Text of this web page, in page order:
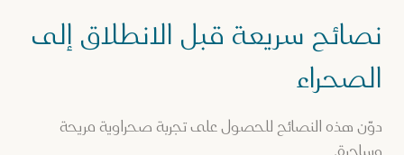
نصائح سريعة قبل الانطلاق إلى
الصحراء
دوّن هذه النصائح للحصول على تجربة صحراوية مريحة